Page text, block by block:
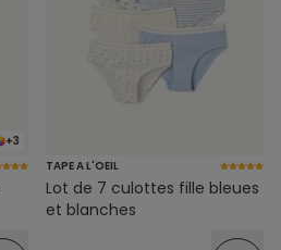
+3
TAPE A L'OEIL
Lot de 7 culottes fille bleues
et blanches